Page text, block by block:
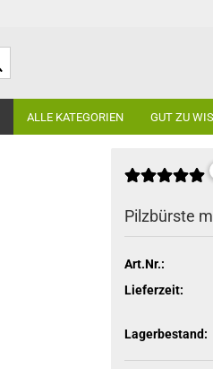
ALLE KATEGORIEN GUT ZU
Pilzbürste
Art.Nr.:
Lieferzeit:
Lagerbestand: